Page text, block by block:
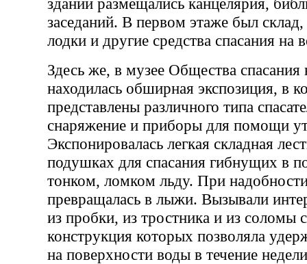
заседаний. В первом этаже был склад,
лодки и другие средства спасания на
Здесь же, в музее Общества спасания
находилась обширная экспозиция, в
представлены различного типа
снаряжение и приборы для помощи
Экспонировалась легкая складная
подушках для спасания гибнущих в
тонком, ломком льду. При
превращалась в лыжи. Вызывали
из пробки, из тростника и из соломы
конструкция которых позволяла
на поверхности воды в течение